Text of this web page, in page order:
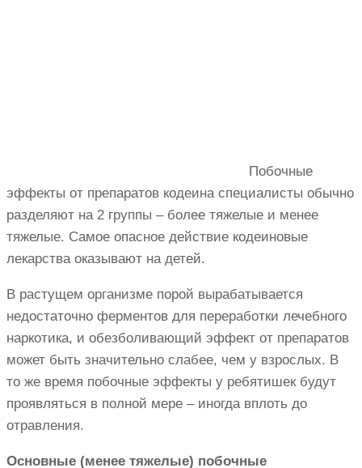
Побочные
эффекты от препаратов кодеина специалисты обычно
разделяют на 2 группы – более тяжелые и менее
тяжелые. Самое опасное действие кодеиновые
лекарства оказывают на детей.
В растущем организме порой вырабатывается
недостаточно ферментов для переработки лечебного
наркотика, и обезболивающий эффект от препаратов
может быть значительно слабее, чем у взрослых. В
то же время побочные эффекты у ребятишек будут
проявляться в полной мере – иногда вплоть до
отравления.
Основные (менее тяжелые) побочные